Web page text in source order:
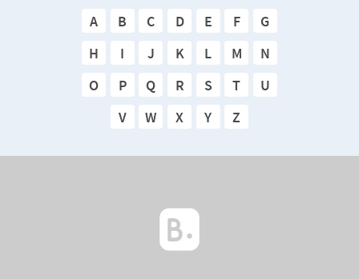
A B C D E F
G
H
I J K L M
N
O
P Q R S T
U
V
W X Y Z